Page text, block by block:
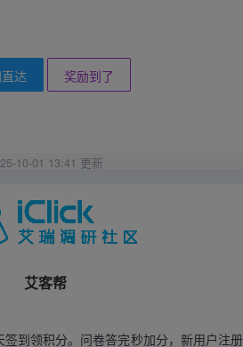
达 奖励到了
10-01 13:41 更新
艾客帮
到领积分。问卷答完秒加分，新用户注